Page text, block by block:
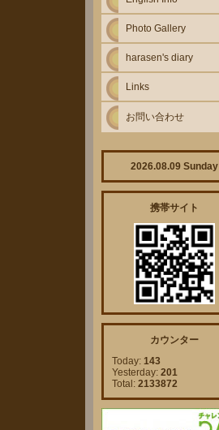
Photo Gallery
harasen's diary
Links
お問い合わせ
2026.08.09 Sunday
携帯サイト
カウンター
Today: 143
Yesterday: 201
Total: 2133872